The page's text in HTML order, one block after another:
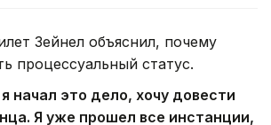
Зейнел объяснил, почему
процессуальный статус.
начал это дело, хочу довести
Я уже прошел все инстанции,